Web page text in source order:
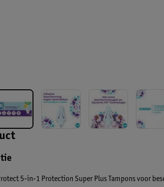
5-in-1 Protection Super Plus Tampons voor